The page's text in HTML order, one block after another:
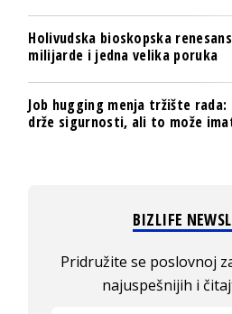
Holivudska bioskopska
milijarde i jedna velika poruka
Job hugging menja tržište rada:
drže sigurnosti, ali to može
BIZLIFE
Pridružite se poslovnoj
najuspešnijih i